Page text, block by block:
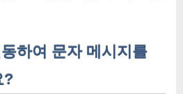
하여 문자 메시지를
?